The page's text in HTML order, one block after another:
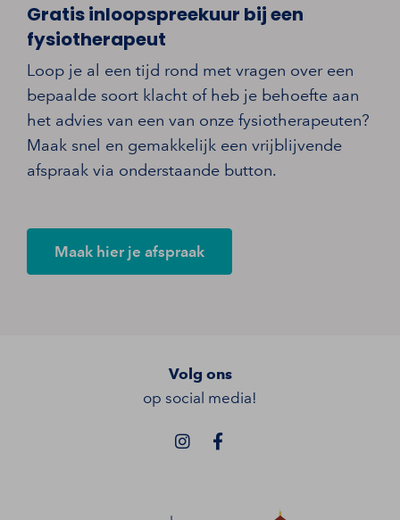
Gratis inloopspreekuur bij een
fysiotherapeut
Loop je al een tijd rond met vragen over een
bepaalde soort klacht of heb je behoefte aan
het advies van een van onze fysiotherapeuten?
Maak snel en gemakkelijk een vrijblijvende
afspraak via onderstaande button.
Maak hier je afspraak
Volg ons
op social media!